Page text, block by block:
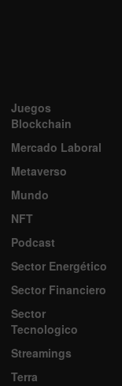
Juegos
Blockchain
Mercado Laboral
Metaverso
Mundo
NFT
Podcast
Sector Energético
Sector Financiero
Sector
Tecnologico
Streamings
Terra